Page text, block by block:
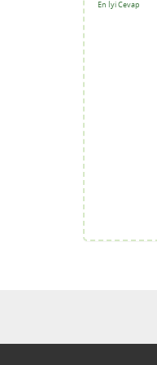
En İyi Cevap